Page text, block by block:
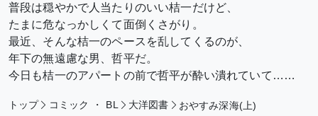
普段は穏やかで人当たりのいい桔一だけど、
たまに危なっかしくて面倒くさがり。
最近、そんな桔一のペースを乱してくるのが、
年下の無遠慮な男、哲平だ。
今日も桔一のアパートの前で哲平が酔い潰れていて……
トップ コミック ・ BL 大洋図書 おやすみ深海(上)